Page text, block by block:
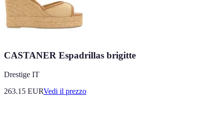
CASTANER Espadrillas brigitte
Drestige IT
263.15 EURVedi il prezzo